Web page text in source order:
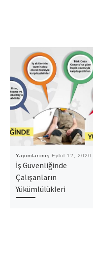
Yayımlanmış Eylül 12, 2020
İş Güvenliğinde
Çalışanların
Yükümlülükleri